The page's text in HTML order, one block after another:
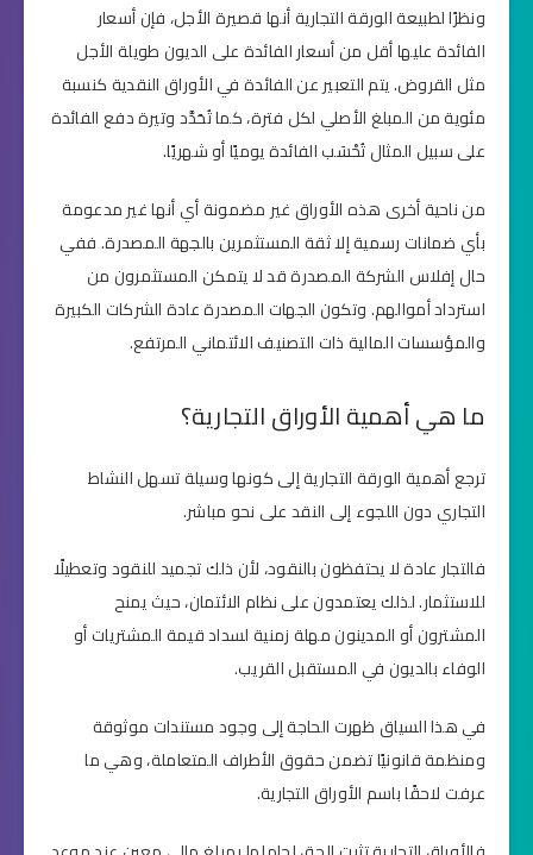
ونظرًا لطبيعة الورقة التجارية أنها قصيرة الأجل، فإن أسعار
الفائدة عليها أقل من أسعار الفائدة على الديون طويلة الأجل
مثل القروض. يتم التعبير عن الفائدة في الأوراق النقدية كنسبة
مئوية من المبلغ الأصلي لكل فترة، كما تُحَدَّد وتيرة دفع الفائدة
على سبيل المثال تُحْسَب الفائدة يوميًا أو شهريًا.
من ناحية أخرى هذه الأوراق غير مضمونة أي أنها غير مدعومة
بأي ضمانات رسمية إلا ثقة المستثمرين بالجهة المصدرة. ففي
حال إفلاس الشركة المصدرة قد لا يتمكن المستثمرون من
استرداد أموالهم. وتكون الجهات المصدرة عادة الشركات الكبيرة
والمؤسسات المالية ذات التصنيف الائتماني المرتفع.
ما هي أهمية الأوراق التجارية؟
ترجع أهمية الورقة التجارية إلى كونها وسيلة تسهل النشاط
التجاري دون اللجوء إلى النقد على نحو مباشر.
فالتجار عادة لا يحتفظون بالنقود، لأن ذلك تجميد للنقود وتعطيلًا
للاستثمار. لذلك يعتمدون على نظام الائتمان، حيث يمنح
المشترون أو المدينون مهلة زمنية لسداد قيمة المشتريات أو
الوفاء بالديون في المستقبل القريب.
في هذا السياق ظهرت الحاجة إلى وجود مستندات موثوقة
ومنظمة قانونيًا تضمن حقوق الأطراف المتعاملة، وهي ما
عرفت لاحقًا باسم الأوراق التجارية.